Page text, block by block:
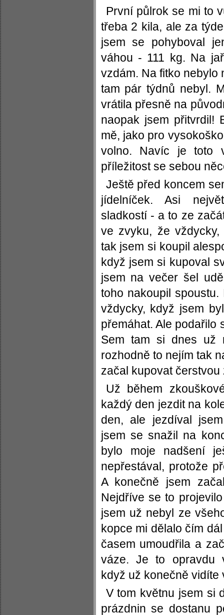
První půlrok se mi to
třeba 2 kila, ale za
jsem se pohyboval
váhou - 111 kg. Na
vzdám. Na fitko nebylo
tam pár týdnů nebyl.
vrátila přesně na
naopak jsem přitvrdil!
mě, jako pro
volno. Navíc je toto
příležitost se sebou
Ještě před koncem
jídelníček. Asi
sladkostí - a to ze
ve zvyku, že
tak jsem si koupil
když jsem si kupoval
jsem na večer šel
toho nakoupil
vždycky, když jsem
přemáhat. Ale podařilo
Sem tam si dnes už
rozhodně to nejím tak
začal kupovat čerstvou
Už během
každý den jezdit na
den, ale jezdíval
jsem se snažil na
bylo moje nadšení
nepřestával, protože
A konečně jsem
Nejdříve se to
jsem už nebyl ze
kopce mi dělalo čím
časem umoudřila a
váze. Je to opravdu
když už konečně vidíte
V tom květnu jsem si
prázdnin se dostanu